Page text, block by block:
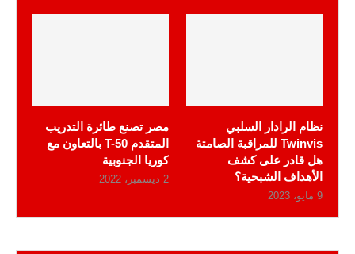
نظام الرادار السلبي
Twinvis للمراقبة الصامتة
هل قادر على كشف
الأهداف الشبحية؟
9 مايو، 2023
مصر تصنع طائرة التدريب
المتقدم T-50 بالتعاون مع
كوريا الجنوبية
2 ديسمبر، 2022